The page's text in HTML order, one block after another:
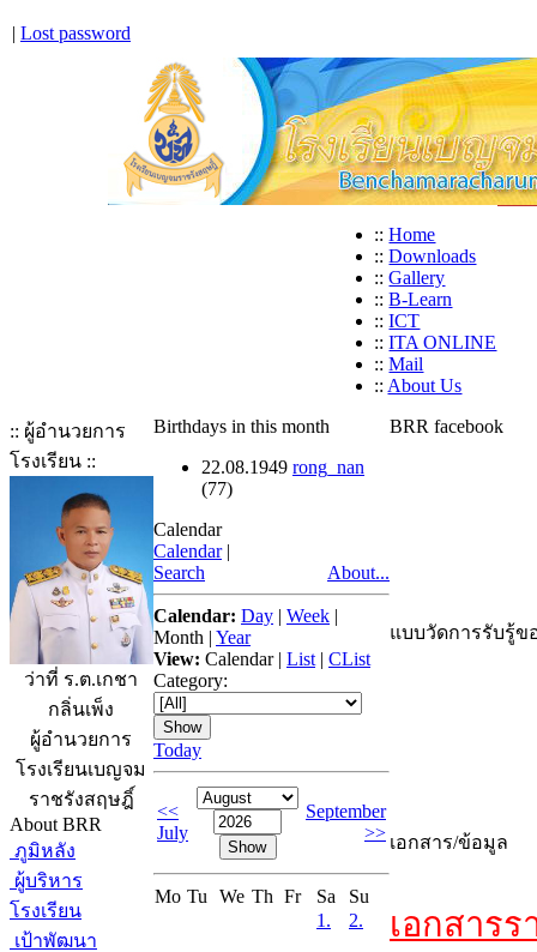
| Lost password
:: Home
:: Downloads
:: Gallery
:: B-Learn
:: ICT
:: ITA ONLINE
:: Mail
:: About Us
:: ผู้อำนวยการ
โรงเรียน ::
ว่าที่ ร.ต.เกชา
กลิ่นเพ็ง
ผู้อำนวยการ
โรงเรียนเบญจม
ราชรังสฤษฎิ์
About BRR
ภูมิหลัง
ผู้บริหาร
โรงเรียน
เป้าพัฒนา
Birthdays in this month
22.08.1949 rong_nan
(77)
Calendar
Calendar |
Search
About...
Calendar: Day | Week |
Month | Year
View: Calendar| List | CList
Category:
Today
<<
July
September
>>
Mo Tu We Th Fr Sa
Su
1.
2.
BRR facebook
แบบวัดการรับรู้ข
เอกสาร/ข้อมูล
เอกสาร